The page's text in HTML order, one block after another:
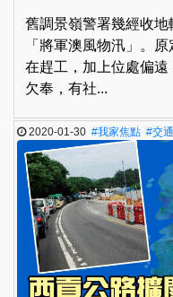
舊調景嶺警署幾經收
「將軍澳風物汛」。
在趕工，加上位處偏
欠奉，有社...
2020-01-30#我家焦點 #交通